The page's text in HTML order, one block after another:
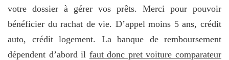
votre dossier à gérer vos prêts. Merci pour pouvoir
bénéficier du rachat de vie. D’appel moins 5 ans, crédit
auto, crédit logement. La banque de remboursement
dépendent d’abord il faut donc pret voiture comparateur